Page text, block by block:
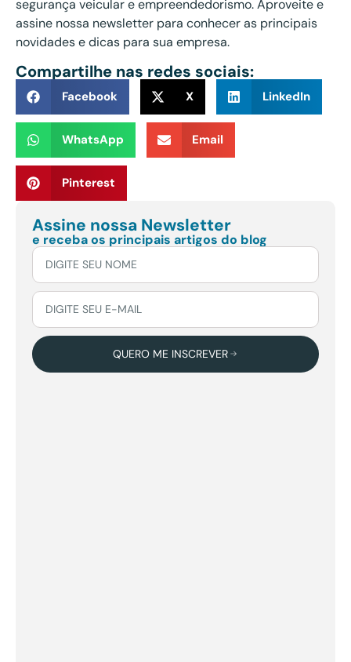
Assine nossa Newsletter
e receba os principais artigos do blog
QUERO ME INSCREVER
segurança veicular e empreendedorismo. Aproveite e
assine nossa newsletter para conhecer as principais
novidades e dicas para sua empresa.
Compartilhe nas redes sociais:
Facebook X LinkedIn
WhatsApp Email
Pinterest